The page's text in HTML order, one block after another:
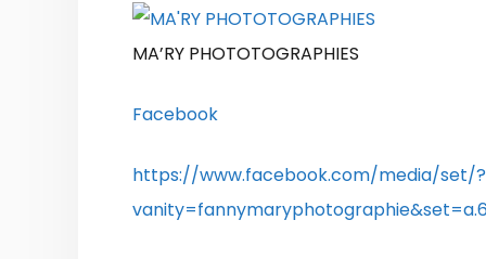
MA’RY PHOTOTOGRAPHIES
Facebook
https://www.facebook.com/media/set/?